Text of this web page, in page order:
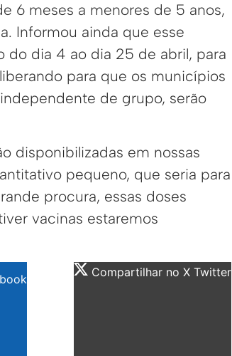
6 meses a menores de 5 anos,
Informou ainda que esse
do dia 4 ao dia 25 de abril, para
para que os municípios
de grupo, serão
disponibilizadas em nossas
pequeno, que seria para
procura, essas doses
vacinas estaremos
Compartilhar no X Twitter